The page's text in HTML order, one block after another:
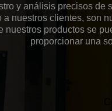
y análisis precisos de
nuestros clientes, son
nuestros productos se
proporcionar una